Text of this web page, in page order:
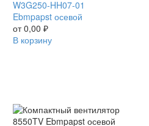
W3G250-
HH07-
01
Ebmpapst
W3G250-HH07-01
Ebmpapst осевой
от0,00 ₽
В корзину